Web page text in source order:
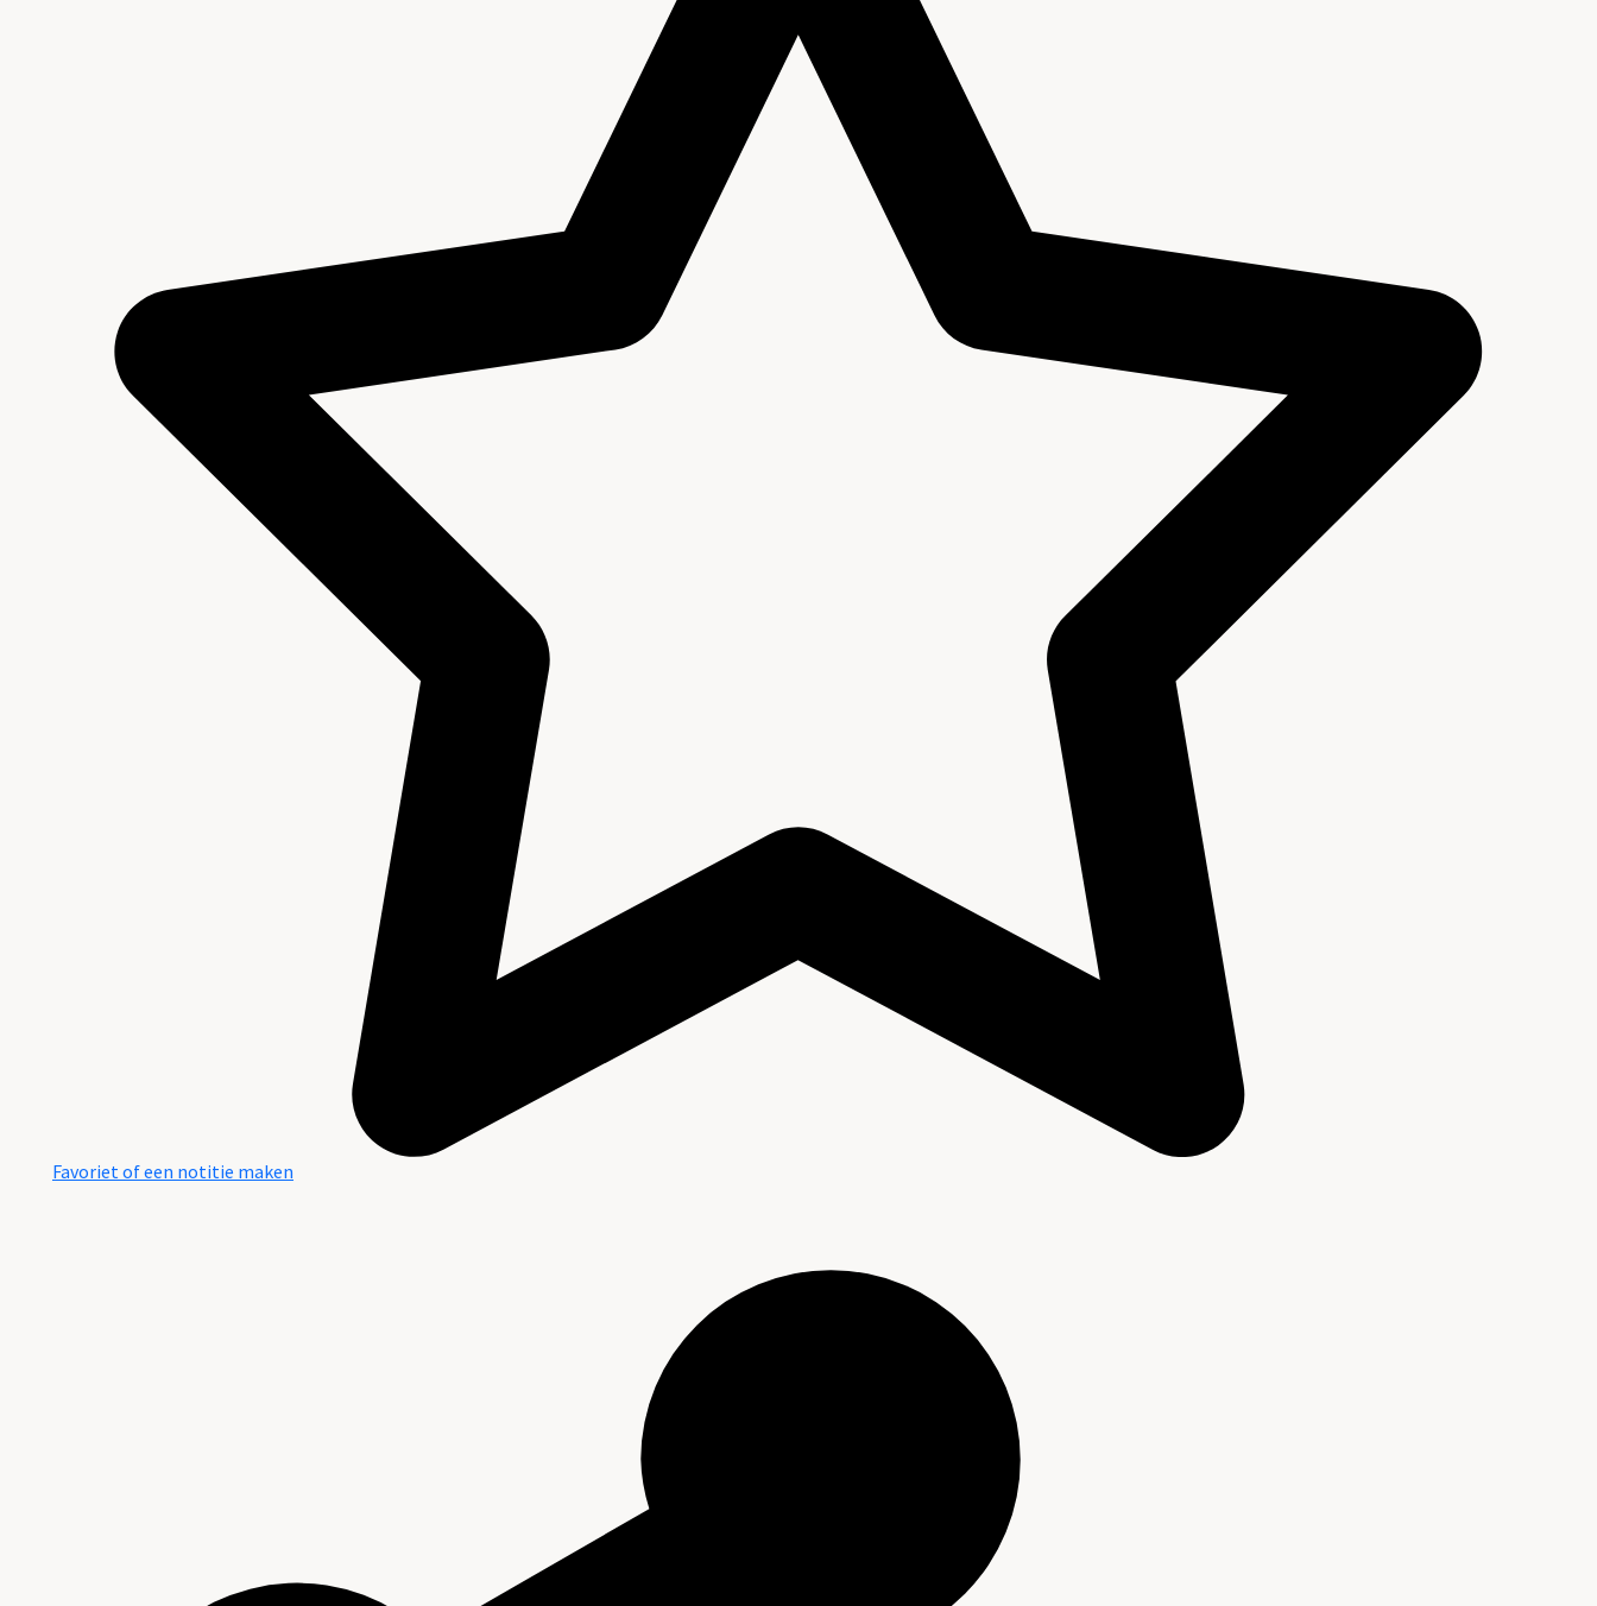
Favoriet of een notitie maken